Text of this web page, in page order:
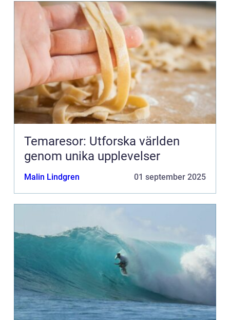
Temaresor: Utforska världen
genom unika upplevelser
Malin Lindgren 01 september 2025